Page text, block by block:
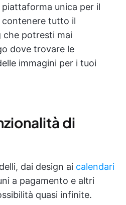
unica per il
tutto il
che potresti mai
dove trovare le
immagini per i tuoi
di
dai design ai calendari
a pagamento e altri
quasi infinite.